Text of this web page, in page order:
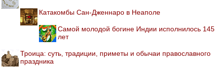
Катакомбы Сан-Дженнаро в Неаполе
Самой молодой богине Индии исполнилось 145
лет
Троица: суть, традиции, приметы и обычаи православного
праздника